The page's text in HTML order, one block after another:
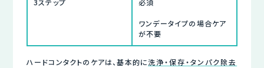
3ステップ
必須
ワンデータイプの場合ケア
が不要
ハードコンタクトのケアは、基本的に洗浄・保存・タンパク除去